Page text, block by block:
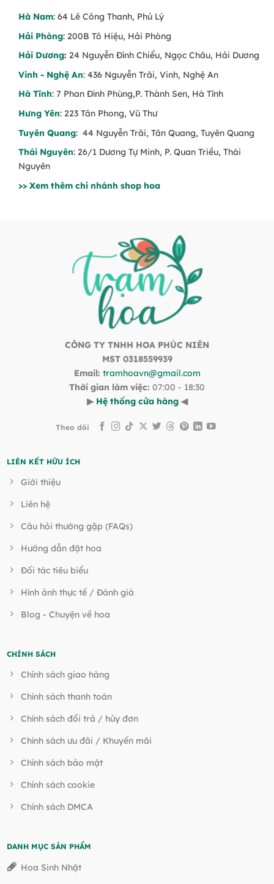
Hà Nam: 64 Lê Công Thanh, Phủ Lý
Hải Phòng: 200B Tô Hiệu, Hải Phòng
Hải Dương: 24 Nguyễn Đình Chiểu, Ngọc Châu, Hải Dương
Vinh - Nghệ An: 436 Nguyễn Trãi, Vinh, Nghệ An
Hà Tĩnh: 7 Phan Đình Phùng,P. Thành Sen, Hà Tĩnh
Hưng Yên: 223 Tân Phong, Vũ Thư
Tuyên Quang: 44 Nguyễn Trãi, Tân Quang, Tuyên Quang
Thái Nguyên: 26/1 Dương Tự Minh, P. Quan Triều, Thái
Nguyên
>> Xem thêm chi nhánh shop hoa
CÔNG TY TNHH HOA PHÚC NIÊN
MST 0318559939
Email: tramhoavn@gmail.com
Thời gian làm việc: 07:00 - 18:30
▶ Hệ thống cửa hàng ◀
Theo dõi
LIÊN KẾT HỮU ÍCH
Giới thiệu
Liên hệ
Câu hỏi thường gặp (FAQs)
Hướng dẫn đặt hoa
Đối tác tiêu biểu
Hình ảnh thực tế / Đánh giá
Blog - Chuyện về hoa
CHÍNH SÁCH
Chính sách giao hàng
Chính sách thanh toán
Chính sách đổi trả / hủy đơn
Chính sách ưu đãi / Khuyến mãi
Chính sách bảo mật
Chính sách cookie
Chính sách DMCA
DANH MỤC SẢN PHẨM
Hoa Sinh Nhật